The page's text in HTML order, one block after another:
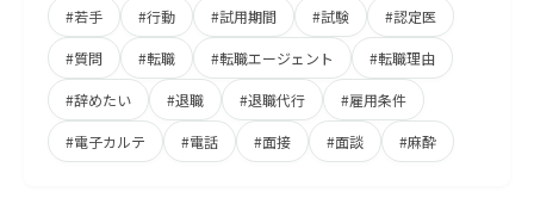
#若手 #行動 #試用期間 #試験 #認定医
#質問 #転職 #転職エージェント #転職理由
#辞めたい #退職 #退職代行 #雇用条件
#電子カルテ #電話 #面接 #面談 #麻酔